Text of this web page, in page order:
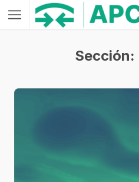
Sección: